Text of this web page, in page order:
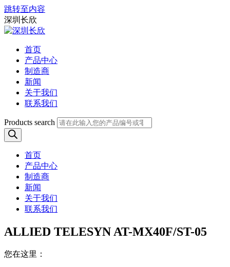
跳转至内容
深圳长欣
首页
产品中心
制造商
新闻
关于我们
联系我们
Products search
首页
产品中心
制造商
新闻
关于我们
联系我们
ALLIED TELESYN AT-MX40F/ST-05
您在这里：